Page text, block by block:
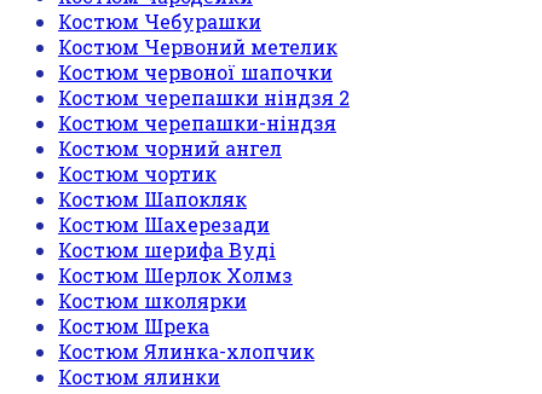
Костюм Чебурашки
Костюм Червоний метелик
Костюм червоної шапочки
Костюм черепашки ніндзя 2
Костюм черепашки-ніндзя
Костюм чорний ангел
Костюм чортик
Костюм Шапокляк
Костюм Шахерезади
Костюм шерифа Вуді
Костюм Шерлок Холмз
Костюм школярки
Костюм Шрека
Костюм Ялинка-хлопчик
Костюм ялинки